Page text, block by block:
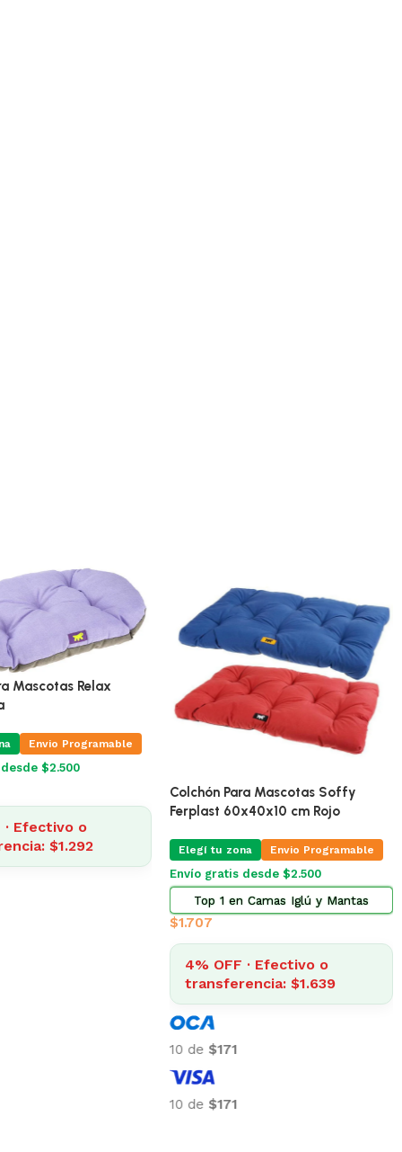
Mascotas Relax
Envio Programable
$2.500
· Efectivo o
$1.292
Colchón Para Mascotas Soffy
Ferplast 60x40x10 cm Rojo
Elegí tu zona Envio Programable
Envío gratis desde $2.500
Top 1 en Camas Iglú y Mantas
$1.707
4% OFF · Efectivo o
transferencia: $1.639
10 de $171
10 de $171